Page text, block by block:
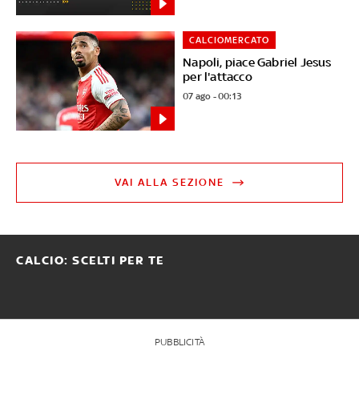
Napoli, piace Gabriel Jesus
per l'attacco
CALCIOMERCATO
07 ago - 00:13
VAI ALLA SEZIONE
CALCIO: SCELTI PER TE
PUBBLICITÀ